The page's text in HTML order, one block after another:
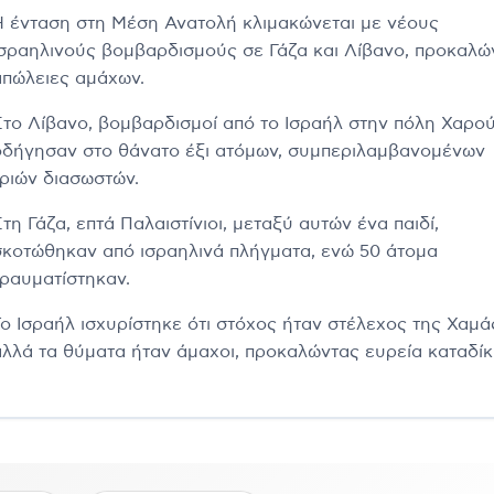
ένταση στη Μέση Ανατολή κλιμακώνεται με νέους
βομβαρδισμούς σε Γάζα και Λίβανο,
αμάχων.
Λίβανο, βομβαρδισμοί από το Ισραήλ στην πόλη
στο θάνατο έξι ατόμων, συμπεριλαμβανομένων
διασωστών.
Γάζα, επτά Παλαιστίνιοι, μεταξύ αυτών ένα παιδί,
από ισραηλινά πλήγματα, ενώ 50 άτομα
Ισραήλ ισχυρίστηκε ότι στόχος ήταν στέλεχος της
τα θύματα ήταν άμαχοι, προκαλώντας ευρεία